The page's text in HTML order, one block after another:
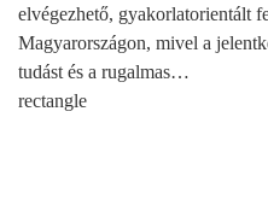
elvégezhető, gyakorlatorientált
Magyarországon, mivel a
tudást és a rugalmas…
rectangle